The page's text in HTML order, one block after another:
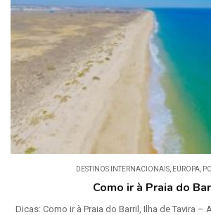
DESTINOS INTERNACIONAIS, EUROPA,
Como ir à Praia do
Dicas: Como ir à Praia do Barril, Ilha de Tavira –